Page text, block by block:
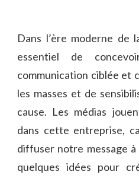
Dans‌ l’ère moderne de
essentiel de
communication ciblée​ et
⁤les ​masses et de
cause. Les médias
dans⁣ cette entreprise,
diffuser‍ notre message
‍quelques idées pour